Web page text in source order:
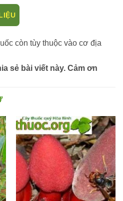
còn tùy thuộc vào cơ địa
sẻ bài viết này. Cảm ơn